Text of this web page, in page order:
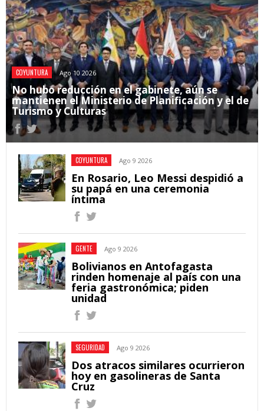
COYUNTURA Ago 10 2026
No hubo reducción en el gabinete, aún se
mantienen el Ministerio de Planificación y el de
Turismo y Culturas
COYUNTURA Ago 9 2026
En Rosario, Leo Messi despidió a
su papá en una ceremonia
íntima
GENTE Ago 9 2026
Bolivianos en Antofagasta
rinden homenaje al país con una
feria gastronómica; piden
unidad
SEGURIDAD Ago 9 2026
Dos atracos similares ocurrieron
hoy en gasolineras de Santa
Cruz